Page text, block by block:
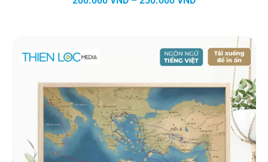
200.000 VND
đến
250.000 VND